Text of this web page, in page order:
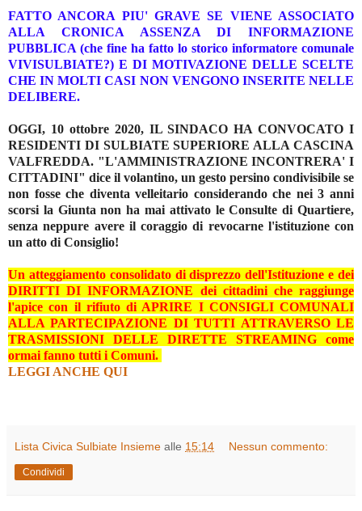
FATTO ANCORA PIU' GRAVE SE VIENE ASSOCIATO
ALLA CRONICA ASSENZA DI INFORMAZIONE
PUBBLICA (che fine ha fatto lo storico informatore comunale
VIVISULBIATE?) E DI MOTIVAZIONE DELLE SCELTE
CHE IN MOLTI CASI NON VENGONO INSERITE NELLE
DELIBERE.
OGGI, 10 ottobre 2020, IL SINDACO HA CONVOCATO I
RESIDENTI DI SULBIATE SUPERIORE ALLA CASCINA
VALFREDDA. "L'AMMINISTRAZIONE INCONTRERA' I
CITTADINI" dice il volantino, un gesto persino condivisibile se
non fosse che diventa velleitario considerando che nei 3 anni
scorsi la Giunta non ha mai attivato le Consulte di Quartiere,
senza neppure avere il coraggio di revocarne l'istituzione con
un atto di Consiglio!
Un atteggiamento consolidato di disprezzo dell'Istituzione e dei
DIRITTI DI INFORMAZIONE dei cittadini che raggiunge
l'apice con il rifiuto di APRIRE I CONSIGLI COMUNALI
ALLA PARTECIPAZIONE DI TUTTI ATTRAVERSO LE
TRASMISSIONI DELLE DIRETTE STREAMING come
ormai fanno tutti i Comuni.
LEGGI ANCHE QUI
Lista Civica Sulbiate Insieme alle 15:14 Nessun commento:
Condividi